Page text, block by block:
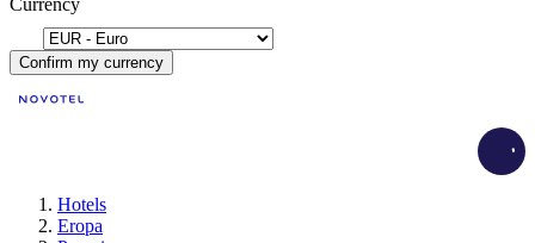
Currency
Confirm my currency
Hotels
Eropa